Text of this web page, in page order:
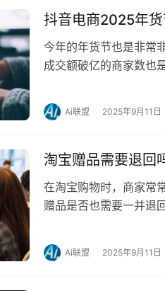
抖音电商2025年
今年的年货节也是非常
成交额破亿的商家数也
Ai联盟 2025年9月11日
淘宝赠品需要退回
在淘宝购物时，商家常
赠品是否也需要一并退
Ai联盟 2025年9月11日